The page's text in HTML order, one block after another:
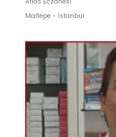
Maltepe - İstanbul